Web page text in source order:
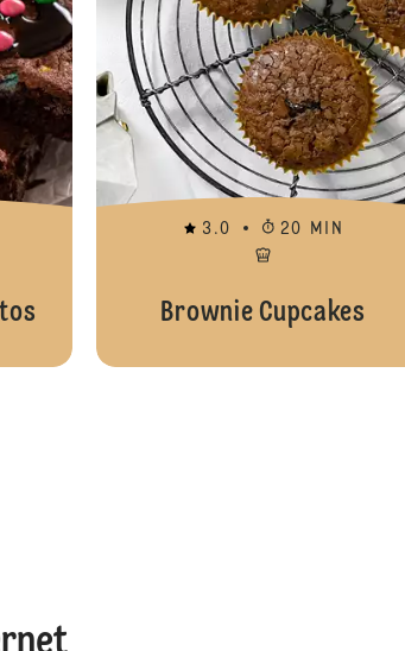
3.0 20 MIN
Brownie Cupcakes